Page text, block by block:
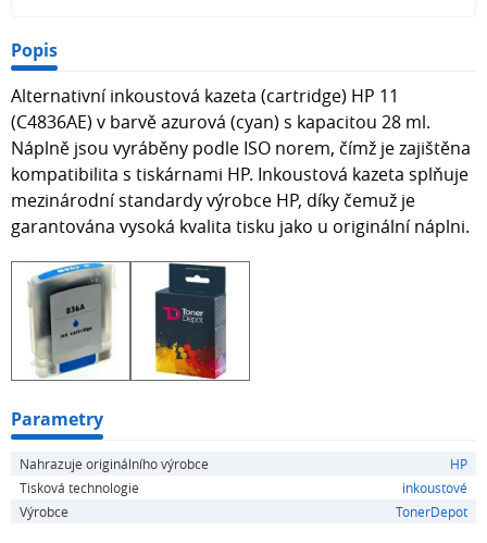
Popis
Alternativní inkoustová kazeta (cartridge) HP 11
(C4836AE) v barvě azurová (cyan) s kapacitou 28 ml.
Náplně jsou vyráběny podle ISO norem, čímž je zajištěna
kompatibilita s tiskárnami HP. Inkoustová kazeta splňuje
mezinárodní standardy výrobce HP, díky čemuž je
garantována vysoká kvalita tisku jako u originální náplni.
Parametry
Nahrazuje originálního výrobce
HP
Tisková technologie
inkoustové
Výrobce
TonerDepot